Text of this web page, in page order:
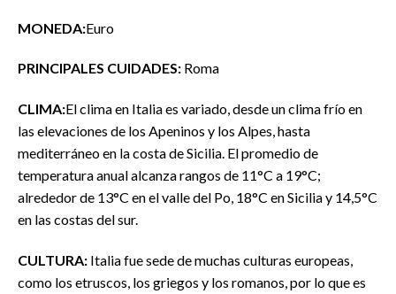
MONEDA:Euro
PRINCIPALES CUIDADES: Roma
CLIMA:El clima en Italia es variado, desde un clima frío en
las elevaciones de los Apeninos y los Alpes, hasta
mediterráneo en la costa de Sicilia. El promedio de
temperatura anual alcanza rangos de 11°C a 19°C;
alrededor de 13°C en el valle del Po, 18°C en Sicilia y 14,5°C
en las costas del sur.
CULTURA: Italia fue sede de muchas culturas europeas,
como los etruscos, los griegos y los romanos, por lo que es